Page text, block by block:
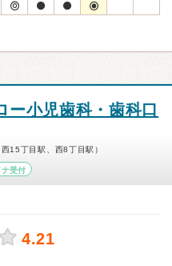
ー小児歯科・歯科口
15丁目駅、西8丁目駅）
ナ受付
4.21